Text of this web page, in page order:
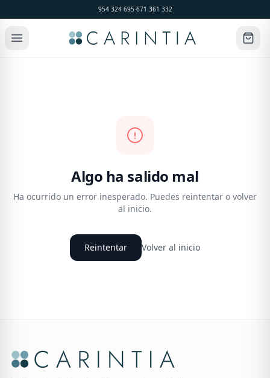
954 324 695·671 361 332
Algo ha salido mal
Ha ocurrido un error inesperado. Puedes reintentar o volver
al inicio.
Reintentar Volver al inicio